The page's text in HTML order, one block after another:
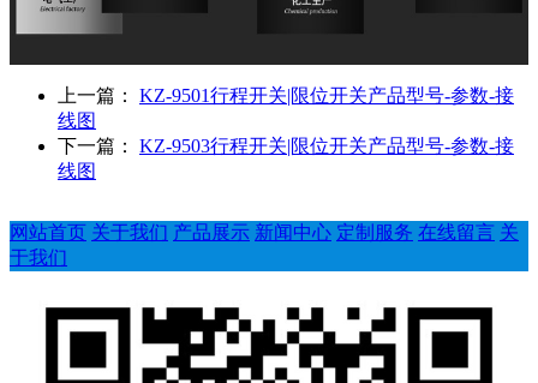
上一篇： KZ-9501行程开关|限位开关产品型号-参数-接
线图
下一篇： KZ-9503行程开关|限位开关产品型号-参数-接
线图
网站首页 关于我们 产品展示 新闻中心 定制服务 在线留言 关
于我们